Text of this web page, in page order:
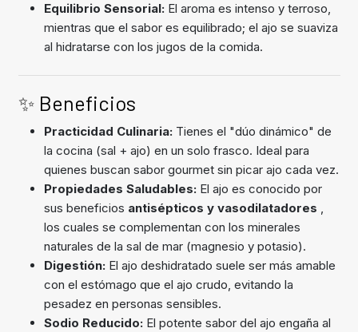
Equilibrio Sensorial:El aroma es intenso y terroso,
mientras que el sabor es equilibrado; el ajo se suaviza
al hidratarse con los jugos de la comida.
✨ Beneficios
Practicidad Culinaria:Tienes el "dúo dinámico" de
la cocina (sal + ajo) en un solo frasco. Ideal para
quienes buscan sabor gourmet sin picar ajo cada vez.
Propiedades Saludables:El ajo es conocido por
sus beneficios antisépticos y vasodilatadores ,
los cuales se complementan con los minerales
naturales de la sal de mar (magnesio y potasio).
Digestión:El ajo deshidratado suele ser más amable
con el estómago que el ajo crudo, evitando la
pesadez en personas sensibles.
Sodio Reducido:El potente sabor del ajo engaña al